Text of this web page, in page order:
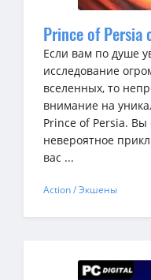
Prince of Persia
Если вам по душе
исследование
вселенных, то
внимание на
Prince of Persia. Вы
невероятное
вас ...
Action / Экшены